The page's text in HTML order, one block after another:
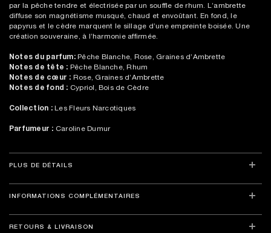
par la pêche tendre et électrisée par un souffle de rhum. L’ambrette
diffuse son magnétisme musqué, chaud et envoûtant. En fond, le
papyrus et le cèdre marquent le sillage d’une empreinte boisée. Une
création souveraine, à l’harmonie affirmée.
Notes du parfum:Pêche Blanche, Rose, Graines d’Ambrette
Notes de tête : Pêche Blanche, Rhum
Notes de cœur : Rose, Graines d’Ambrette
Notes de fond : Cypriol, Bois de Cèdre
Collection :Les Fleurs Narcotiques
Parfumeur : Caroline Dumur
PLUS DE DÉTAILS
INFORMATIONS COMPLÉMENTAIRES
RETOURS & LIVRAISON